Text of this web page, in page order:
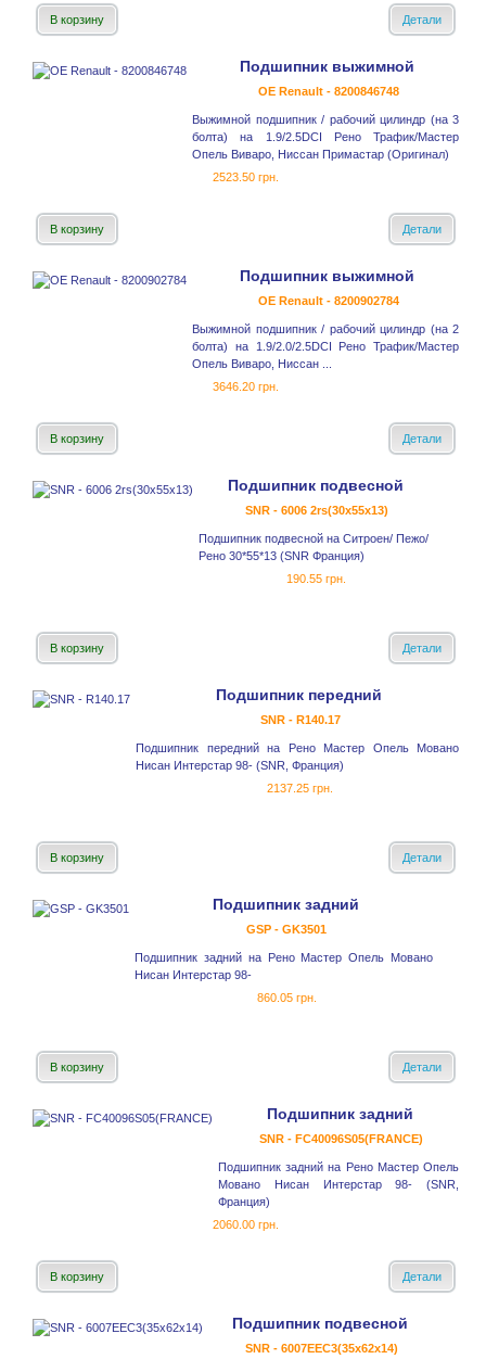
В корзину Детали
Подшипник выжимной
OE Renault - 8200846748
Выжимной подшипник / рабочий цилиндр (на 3
болта) на 1.9/2.5DCI Рено Трафик/Мастер
Опель Виваро, Ниссан Примастар (Оригинал)
2523.50 грн.
В корзину Детали
Подшипник выжимной
OE Renault - 8200902784
Выжимной подшипник / рабочий цилиндр (на 2
болта) на 1.9/2.0/2.5DCI Рено Трафик/Мастер
Опель Виваро, Ниссан ...
3646.20 грн.
В корзину Детали
Подшипник подвесной
SNR - 6006 2rs(30x55x13)
Подшипник подвесной на Ситроен/ Пежо/
Рено 30*55*13 (SNR Франция)
190.55 грн.
В корзину Детали
Подшипник передний
SNR - R140.17
Подшипник передний на Рено Мастер Опель Мовано
Нисан Интерстар 98- (SNR, Франция)
2137.25 грн.
В корзину Детали
Подшипник задний
GSP - GK3501
Подшипник задний на Рено Мастер Опель Мовано
Нисан Интерстар 98-
860.05 грн.
В корзину Детали
Подшипник задний
SNR - FC40096S05(FRANCE)
Подшипник задний на Рено Мастер Опель
Мовано Нисан Интерстар 98- (SNR,
Франция)
2060.00 грн.
В корзину Детали
Подшипник подвесной
SNR - 6007EEC3(35x62x14)